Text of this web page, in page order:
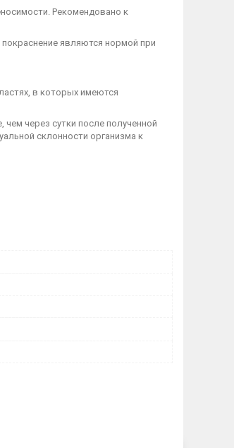
Рекомендовано к
являются нормой при
в которых имеются
через сутки после полученной
склонности организма к